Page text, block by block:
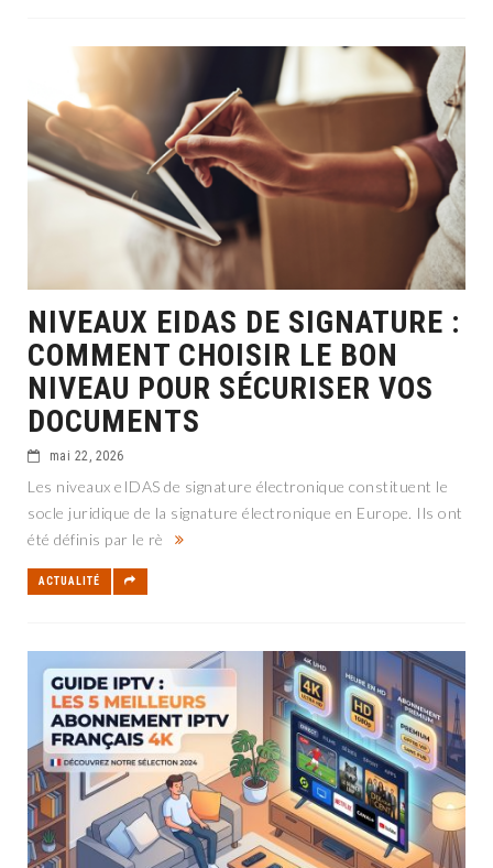
NIVEAUX EIDAS DE SIGNATURE :
COMMENT CHOISIR LE BON
NIVEAU POUR SÉCURISER VOS
DOCUMENTS
mai 22, 2026
Les niveaux eIDAS de signature électronique constituent le
socle juridique de la signature électronique en Europe. Ils ont
été définis par le rè
ACTUALITÉ